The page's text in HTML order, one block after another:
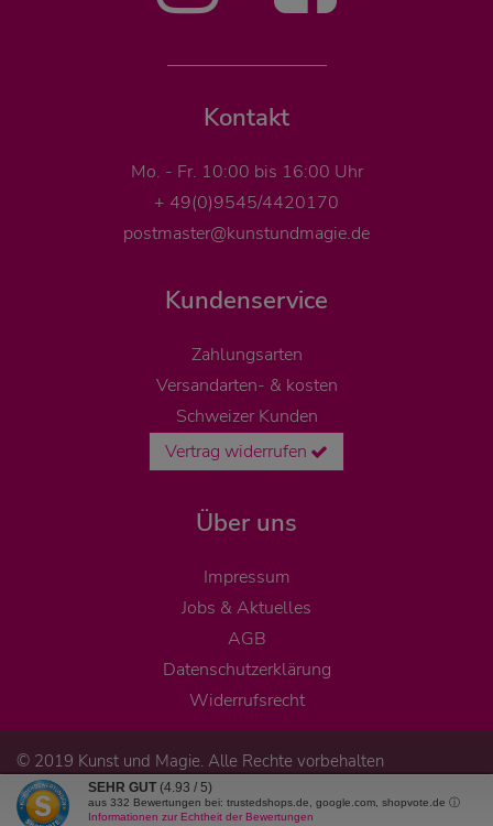
Kontakt
Mo. - Fr. 10:00 bis 16:00 Uhr
+ 49(0)9545/4420170
postmaster@kunstundmagie.de
Kundenservice
Zahlungsarten
Versandarten- & kosten
Schweizer Kunden
Vertrag widerrufen
Über uns
Impressum
Jobs & Aktuelles
AGB
Datenschutzerklärung
Widerrufsrecht
© 2019 Kunst und Magie. Alle Rechte vorbehalten
SEHR GUT (4.93 / 5)
aus 332 Bewertungen bei: trustedshops.de, google.com, shopvote.de ⓘ
Informationen zur Echtheit der Bewertungen